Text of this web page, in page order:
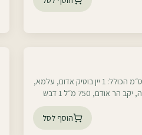
מארז קופסא מעוצב במידות 26/35/10 ס״מ הכולל: 1 יין בוטיק אדום, עלמא,
מענבי קברנה פרנק, קברנה סוביניון וסירה, יקב הר אודם, 750 מ״ל 1 דבש
הוסף לסל